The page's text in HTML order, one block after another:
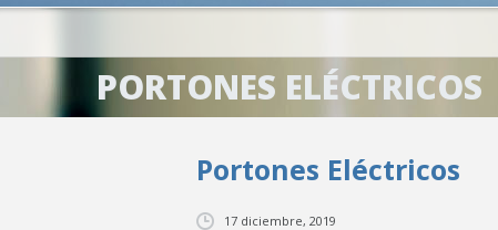
PORTONES ELÉCTRICOS
Portones Eléctricos
17 diciembre, 2019